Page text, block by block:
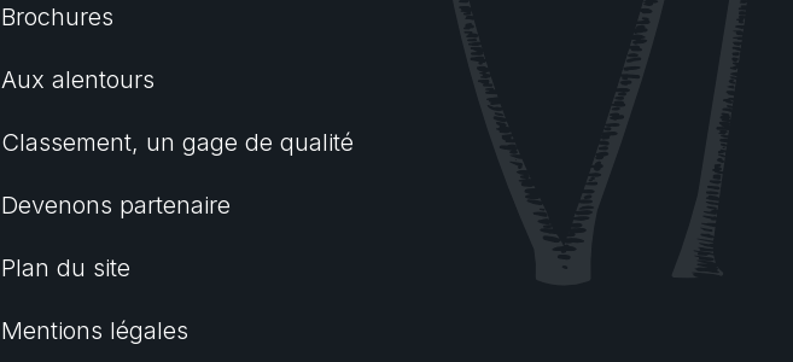
Brochures
Aux alentours
Classement, un gage de qualité
Devenons partenaire
Plan du site
Mentions légales